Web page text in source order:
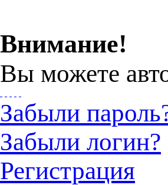
Внимание!
Вы можете
Забыли
Забыли логин?
Регистрация